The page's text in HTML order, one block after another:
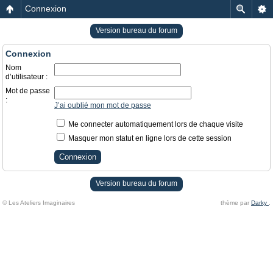
Connexion
Version bureau du forum
Connexion
Nom
d’utilisateur :
Mot de passe
:
J’ai oublié mon mot de passe
Me connecter automatiquement lors de chaque visite
Masquer mon statut en ligne lors de cette session
Version bureau du forum
© Les Ateliers Imaginaires thème par Darky